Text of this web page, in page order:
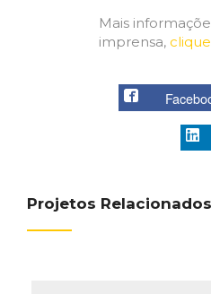
Mais
imprensa,
Projetos Relacionados